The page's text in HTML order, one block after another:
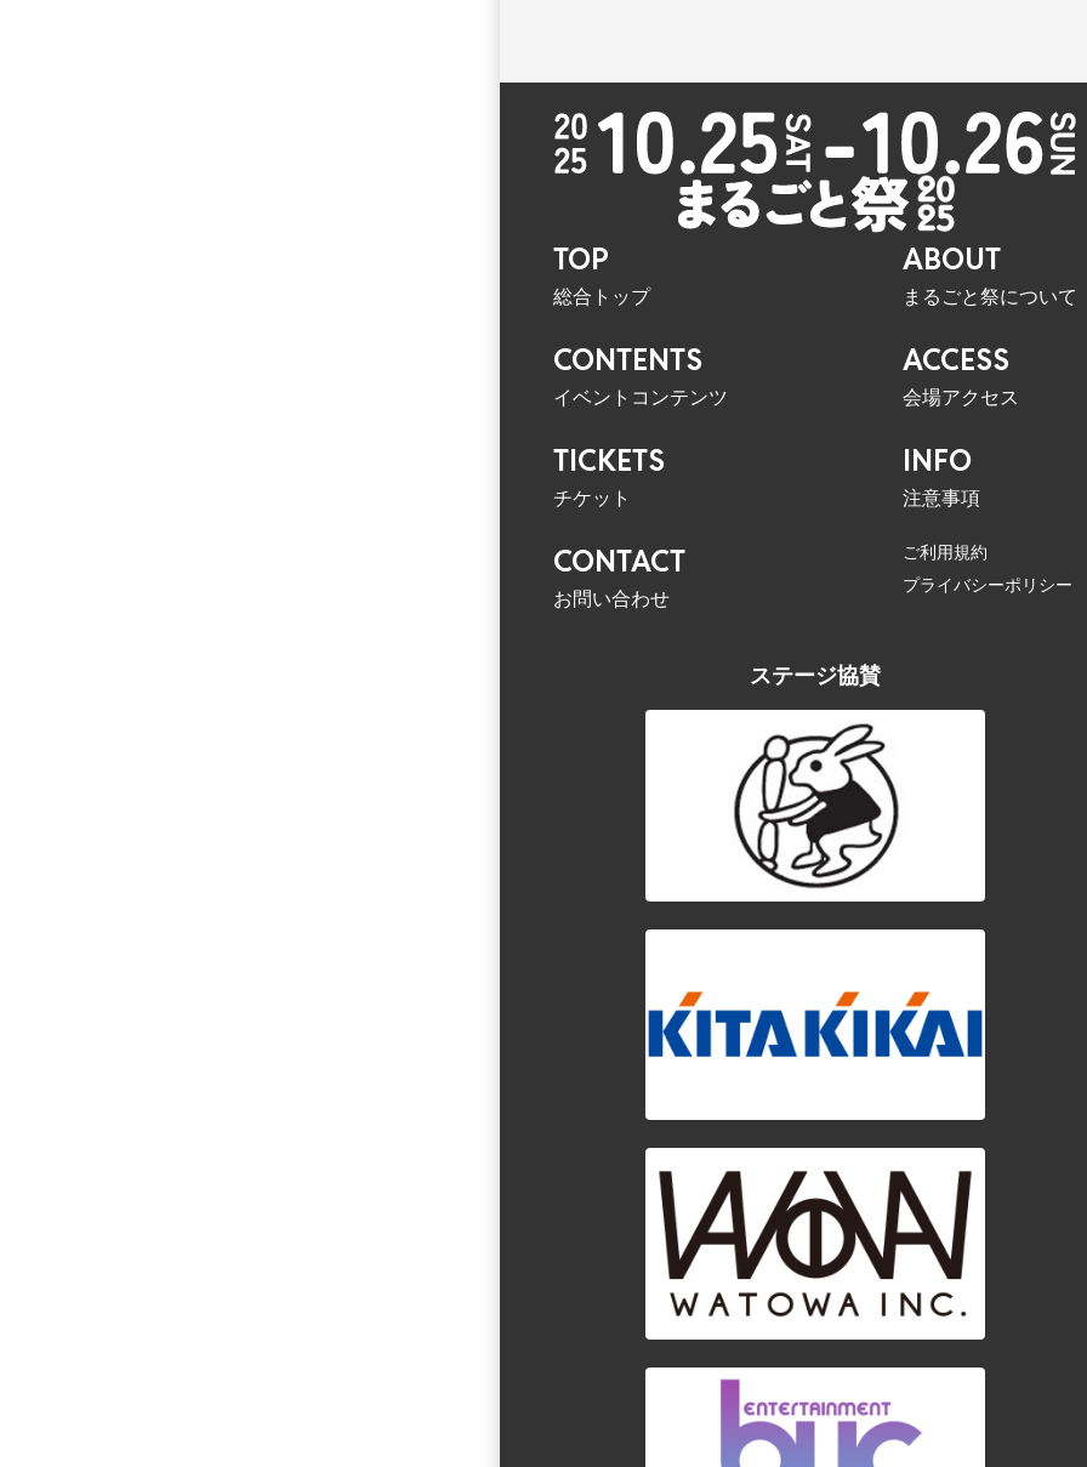
TOP
総合トップ
CONTENTS
イベントコンテンツ
TICKETS
チケット
CONTACT
お問い合わせ
ABOUT
まるごと祭について
ACCESS
会場アクセス
INFO
注意事項
ご利用規約
プライバシーポリシー
ステージ協賛